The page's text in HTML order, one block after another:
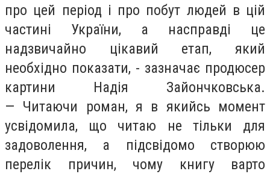
про цей період і про побут людей в цій
частині України, а насправді це
надзвичайно цікавий етап, який
необхідно показати, - зазначає продюсер
картини Надія Зайончковська.
— Читаючи роман, я в якийсь момент
усвідомила, що читаю не тільки для
задоволення, а підсвідомо створюю
перелік причин, чому книгу варто